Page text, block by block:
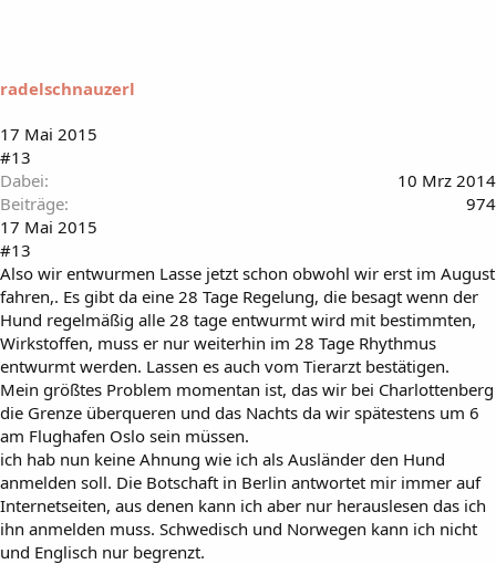
radelschnauzerl
17 Mai 2015
#13
Dabei
10 Mrz 2014
Beiträge
974
17 Mai 2015
#13
Also wir entwurmen Lasse jetzt schon obwohl wir erst im August
fahren,. Es gibt da eine 28 Tage Regelung, die besagt wenn der
Hund regelmäßig alle 28 tage entwurmt wird mit bestimmten,
Wirkstoffen, muss er nur weiterhin im 28 Tage Rhythmus
entwurmt werden. Lassen es auch vom Tierarzt bestätigen.
Mein größtes Problem momentan ist, das wir bei Charlottenberg
die Grenze überqueren und das Nachts da wir spätestens um 6
am Flughafen Oslo sein müssen.
ich hab nun keine Ahnung wie ich als Ausländer den Hund
anmelden soll. Die Botschaft in Berlin antwortet mir immer auf
Internetseiten, aus denen kann ich aber nur herauslesen das ich
ihn anmelden muss. Schwedisch und Norwegen kann ich nicht
und Englisch nur begrenzt.